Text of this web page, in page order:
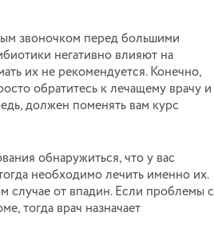
звоночком перед большими
негативно влияют на
их не рекомендуется. Конечно,
обратитесь к лечащему врачу и
должен поменять вам курс
обнаружиться, что у вас
необходимо лечить именно их.
случае от впадин. Если проблемы с
тогда врач назначает